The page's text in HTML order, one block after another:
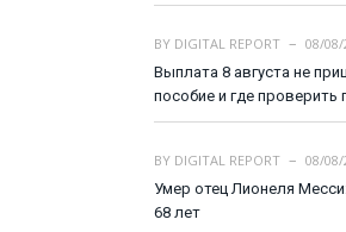
BY DIGITAL REPORT
08/08/
Выплата 8 августа не
пособие и где проверить
BY DIGITAL REPORT
08/08/
Умер отец Лионеля
68 лет